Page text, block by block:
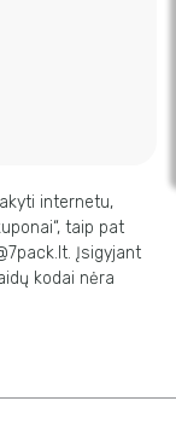
internetu,
taip pat
. Įsigyjant
kodai nėra